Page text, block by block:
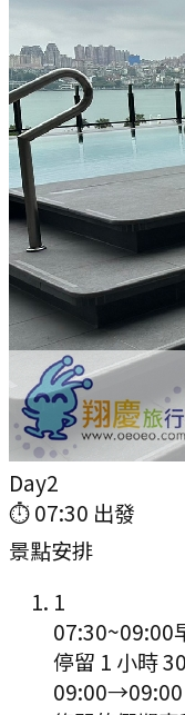
Day2
⏱07:30 出發
景點安排
1
07:30~09:00
停留 1 小時
09:00→09:00